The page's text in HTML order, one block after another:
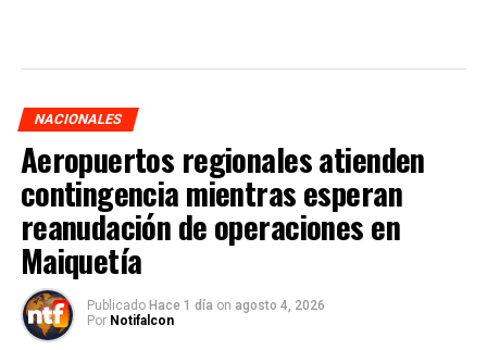
NACIONALES
Aeropuertos regionales atienden
contingencia mientras esperan
reanudación de operaciones en
Maiquetía
Publicado Hace 1 día on agosto 4, 2026
Por Notifalcon